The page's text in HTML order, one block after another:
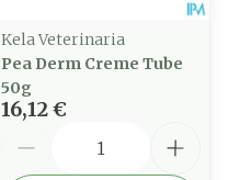
Kela Veterinaria
Pea Derm Creme Tube
50g
16,12 €